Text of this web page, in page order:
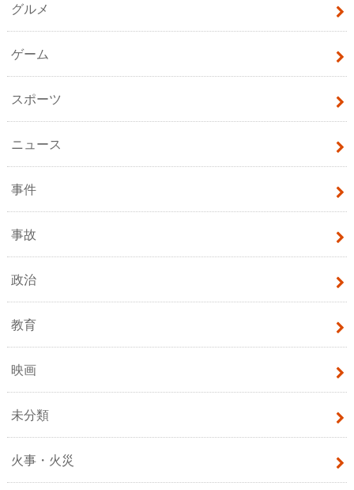
グルメ
ゲーム
スポーツ
ニュース
事件
事故
政治
教育
映画
未分類
火事・火災